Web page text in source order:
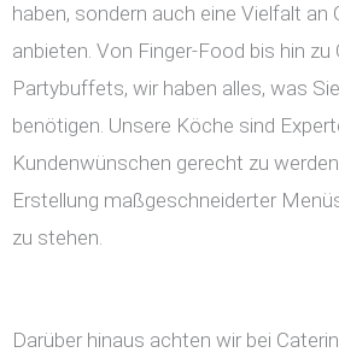
haben, sondern auch eine Vielfalt an
anbieten. Von Finger-Food bis hin
Partybuffets, wir haben alles, was
benötigen. Unsere Köche sind
Kundenwünschen gerecht zu
Erstellung maßgeschneiderter
zu stehen.
Darüber hinaus achten wir bei